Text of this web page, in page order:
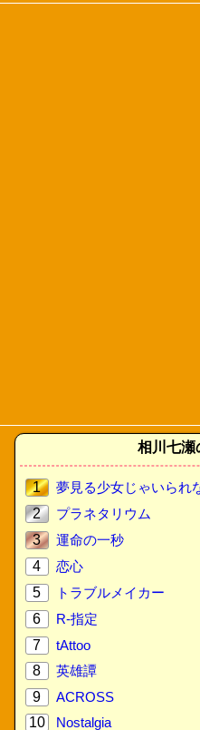
相川七瀬
1
夢見る少女じゃいられ
2
プラネタリウム
3
運命の一秒
4
恋心
5
トラブルメイカー
6
R-指定
7
tAttoo
8
英雄譚
9
ACROSS
10
Nostalgia